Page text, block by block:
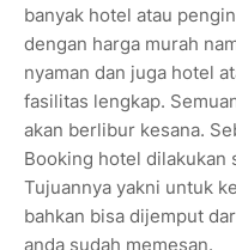
banyak hotel atau
dengan harga murah
nyaman dan juga hotel
fasilitas lengkap.
akan berlibur kesana.
Booking hotel dilakukan
Tujuannya yakni untuk
bahkan bisa dijemput
anda sudah memesan.